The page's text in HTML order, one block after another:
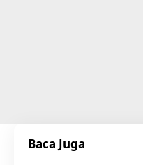
Baca Juga